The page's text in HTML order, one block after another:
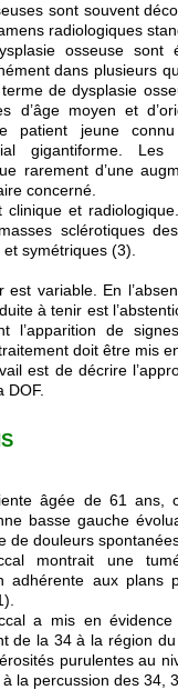
sont souvent
radiologiques
osseuse sont
dans plusieurs
de dysplasie
d’âge moyen et
patient jeune
gigantiforme.
rarement d’une
concerné.
clinique et
sclérotiques
symétriques (3).
est variable. En
à tenir est
l’apparition de
doit être mis
est de décrire
DOF.
âgée de 61 ans,
basse gauche
de douleurs
montrait une
adhérente aux plans
a mis en
de la 34 à la région
purulentes au
la percussion des 34,